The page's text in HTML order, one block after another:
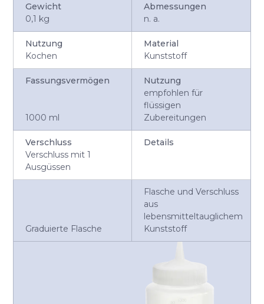
Gewicht
0,1 kg
Abmessungen
n. a.
Nutzung
Kochen
Material
Kunststoff
Fassungsvermögen
1000 ml
Nutzung
empfohlen für
flüssigen
Zubereitungen
Verschluss
Verschluss mit 1
Ausgüssen
Details
Graduierte Flasche
Flasche und Verschluss
aus
lebensmitteltauglichem
Kunststoff